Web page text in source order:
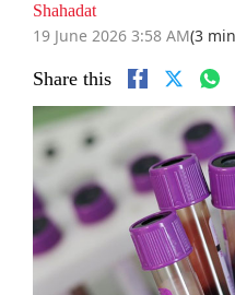
Shahadat
19 June 2026 3:58 AM(3
Share this